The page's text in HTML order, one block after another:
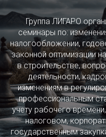
Группа ЛИГАРО
семинары по:
налогообложении,
законной оптимизации
в строительстве,
деятельности,
изменениям в
профессиональным
учету рабочего
налоговом,
государственным